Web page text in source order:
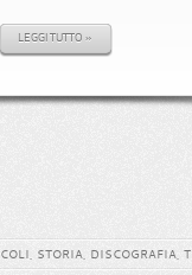
LEGGI TUTTO »
STORIA, DISCOGRAFIA,